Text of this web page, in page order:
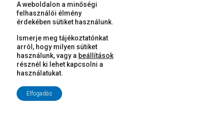
© 2026 Győr Megyei Jogú Város • Minden jog fenntartva!
A weboldalon a minőségi
felhasználói élmény
érdekében sütiket használunk.
Ismerje meg tájékoztatónkat
arról, hogy milyen sütiket
használunk, vagy a beállítások
résznél ki lehet kapcsolni a
használatukat.
Elfogadás